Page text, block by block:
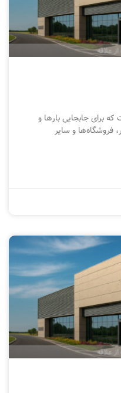
برای جابجایی بارها و
فروشگاه‌ها و سایر